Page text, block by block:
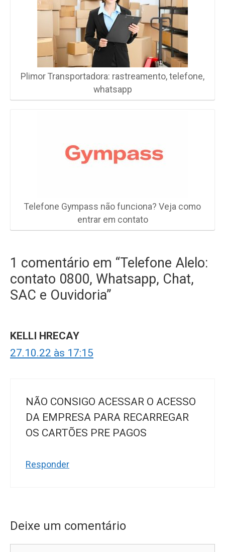
Plimor Transportadora: rastreamento, telefone,
whatsapp
Telefone Gympass não funciona? Veja como
entrar em contato
1 comentário em “Telefone Alelo:
contato 0800, Whatsapp, Chat,
SAC e Ouvidoria”
KELLI HRECAY
27.10.22 às 17:15
NÃO CONSIGO ACESSAR O ACESSO
DA EMPRESA PARA RECARREGAR
OS CARTÕES PRE PAGOS
Responder
Deixe um comentário